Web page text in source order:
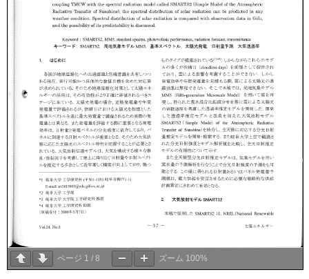
ページ 1 / 8 ズーム 100%